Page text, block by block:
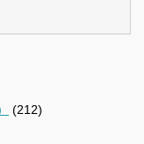
(212)